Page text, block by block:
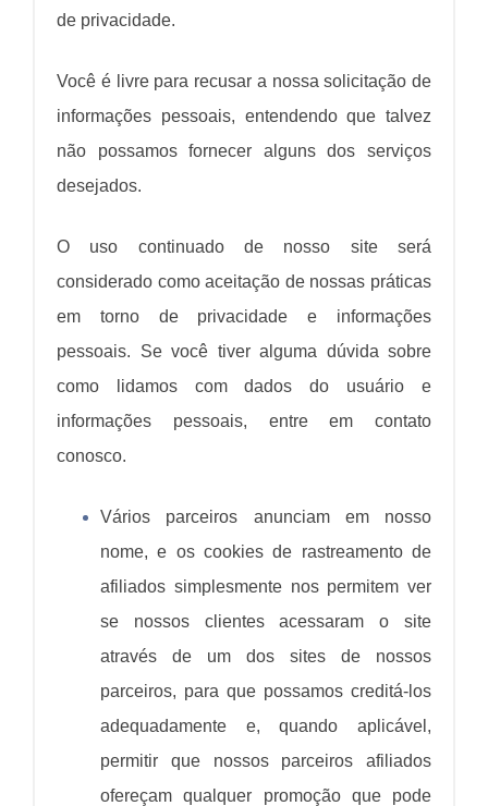
de privacidade.
Você é livre para recusar a nossa solicitação de
informações pessoais, entendendo que talvez
não possamos fornecer alguns dos serviços
desejados.
O uso continuado de nosso site será
considerado como aceitação de nossas práticas
em torno de privacidade e informações
pessoais. Se você tiver alguma dúvida sobre
como lidamos com dados do usuário e
informações pessoais, entre em contato
conosco.
Vários parceiros anunciam em nosso
nome, e os cookies de rastreamento de
afiliados simplesmente nos permitem ver
se nossos clientes acessaram o site
através de um dos sites de nossos
parceiros, para que possamos creditá-los
adequadamente e, quando aplicável,
permitir que nossos parceiros afiliados
ofereçam qualquer promoção que pode